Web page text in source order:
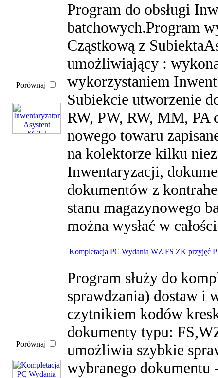
Porównaj
Program do obsługi
batchowych.Program
Cząstkową z
umożliwiający :
wykorzystaniem
Subiekcie utworzenie
RW, PW, RW, MM, PA
nowego towaru
na kolektorze kilku
Inwentaryzacji,
dokumentów z
stanu magazynowego
można wysłać w
Porównaj
Kompletacja PC Wydania WZ FS ZK przyjęć
Program służy do
sprawdzania) dostaw i
czytnikiem kodów
dokumenty typu:
umożliwia szybkie
wybranego dokumentu